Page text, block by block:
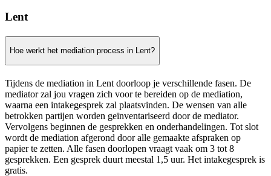
Lent
Hoe werkt het mediation process in Lent?
Tijdens de mediation in Lent doorloop je verschillende fasen. De
mediator zal jou vragen zich voor te bereiden op de mediation,
waarna een intakegesprek zal plaatsvinden. De wensen van alle
betrokken partijen worden geïnventariseerd door de mediator.
Vervolgens beginnen de gesprekken en onderhandelingen. Tot slot
wordt de mediation afgerond door alle gemaakte afspraken op
papier te zetten. Alle fasen doorlopen vraagt vaak om 3 tot 8
gesprekken. Een gesprek duurt meestal 1,5 uur. Het intakegesprek is
gratis.